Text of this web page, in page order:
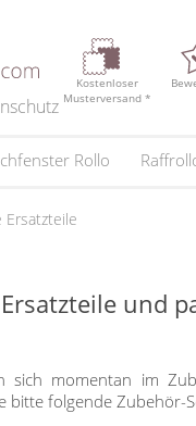
Kostenloser
Musterversand *
Rollo
Ersatzteile
und
sich momentan im
bitte folgende Zubehör-